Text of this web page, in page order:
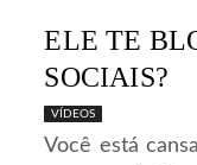
ELE TE
SOCIAIS?
VÍDEOS
Você está